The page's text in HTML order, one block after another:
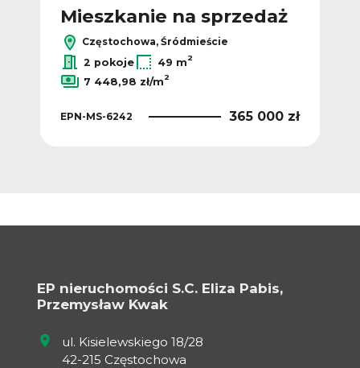
Mieszkanie na sprzedaż
Częstochowa, Śródmieście
2 pokoje
49 m2
7 448,98 zł/m2
EPN-MS-6242 365 000 zł
EP nieruchomości S.C. Eliza Pabis,
Przemysław Kwak
ul. Kisielewskiego 18/28
42-215 Częstochowa